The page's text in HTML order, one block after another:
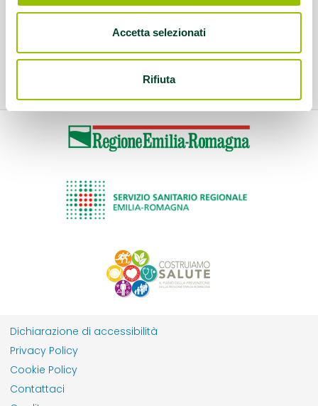
Accetta selezionati
Rifiuta
Dichiarazione di accessibilità
Privacy Policy
Cookie Policy
Contattaci